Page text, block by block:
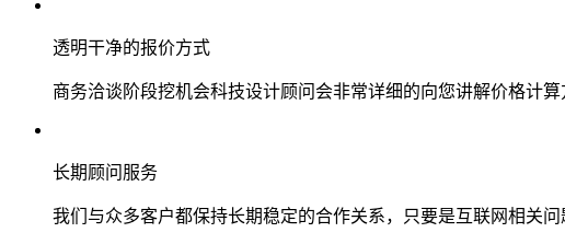
透明干净的报价方式
商务洽谈阶段挖机会科技设计顾问会非常详细的向您讲解价格计
长期顾问服务
我们与众多客户都保持长期稳定的合作关系，只要是互联网相关